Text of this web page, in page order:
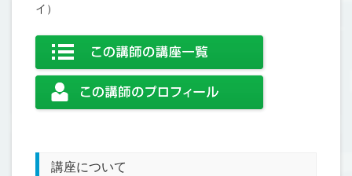
イ）
講座について